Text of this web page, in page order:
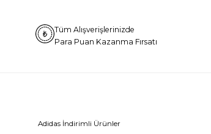
Tüm Alışverişlerinizde
Para Puan Kazanma Fırsatı
Adidas İndirimli Ürünler